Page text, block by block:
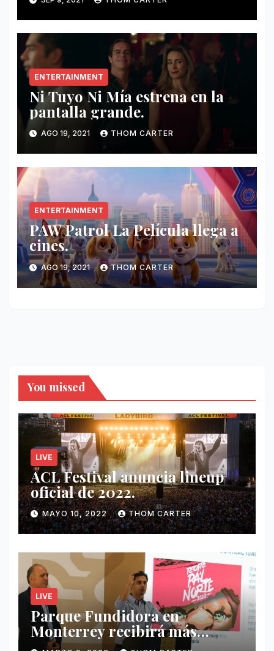
ENTERTAINMENT
Ni Tuyo Ni Mía estrena en la
pantalla grande.
AGO 19, 2021 THOM CARTER
ENTERTAINMENT
PAW Patrol La Película llega a
cines.
AGO 19, 2021 THOM CARTER
You missed
LIVE
ACL Festival anuncia lineup
oficial de 2022.
MAYO 10, 2022 THOM CARTER
LIVE
Parque Fundidora en
Monterrey recibirá más
ingresos por festivales de